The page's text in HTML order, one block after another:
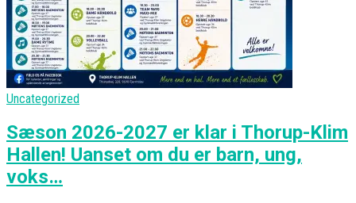
Uncategorized
Sæson 2026-2027 er klar i Thorup-Klim
Hallen! Uanset om du er barn, ung,
voks…